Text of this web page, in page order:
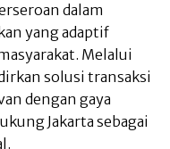
dalam
yang adaptif
Melalui
solusi transaksi
dengan gaya
Jakarta sebagai